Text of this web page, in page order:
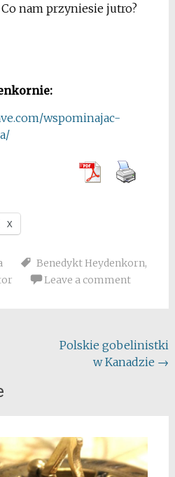
Co nam przyniesie jutro?
wspominajac-
X
Benedykt Heydenkorn,
Leave a comment
Polskie gobelinistki
w Kanadzie →